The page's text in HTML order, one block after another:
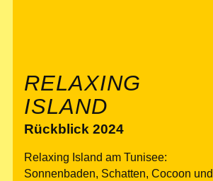
RELAXING
ISLAND
Rückblick 2024
Relaxing Island am Tunisee:
Sonnenbaden, Schatten, Cocoon und